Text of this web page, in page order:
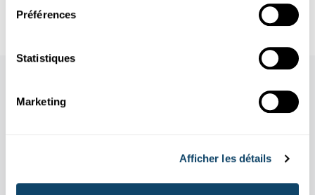
Préférences
Statistiques
Marketing
Afficher les détails
FNR